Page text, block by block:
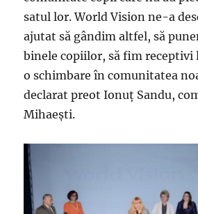
satul lor. World Vision ne-a
ajutat să gândim altfel, să
binele copiilor, să fim receptivi
o schimbare în comunitatea
declaratpreot Ionuţ Sandu,
Mihaeşti.